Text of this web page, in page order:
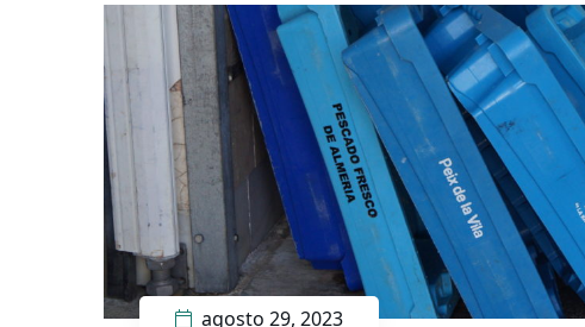
agosto 29, 2023